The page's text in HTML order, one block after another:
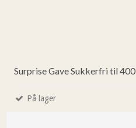
Surprise Gave Sukkerfri til 400
På lager